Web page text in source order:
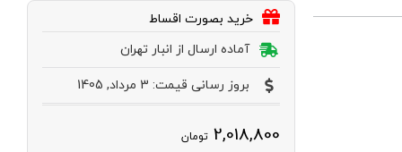
خرید بصورت اقساط
آماده ارسال از انبار تهران
بروز رسانی قیمت: 3 مرداد, 1405
2,018,800 تومان